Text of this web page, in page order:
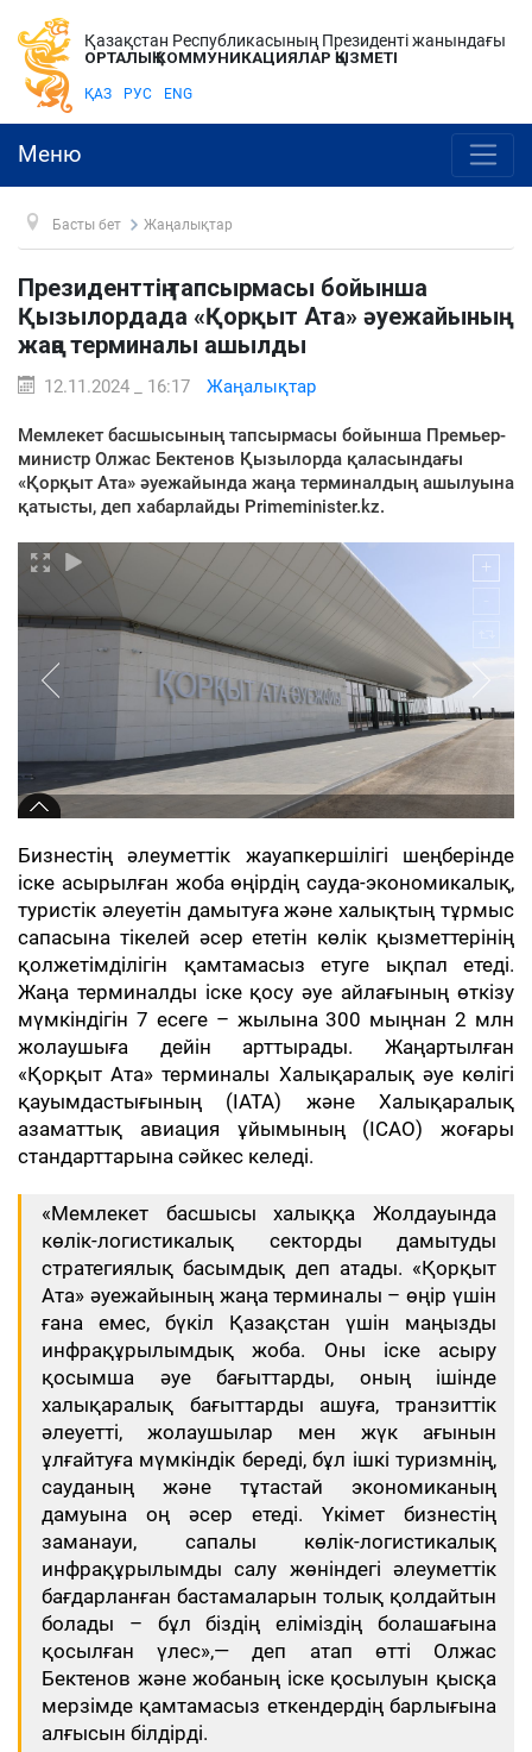
Қазақстан Республикасының Президенті жанындағы
ОРТАЛЫҚ КОММУНИКАЦИЯЛАР ҚЫЗМЕТІ
ҚАЗ РУС ENG
Меню
Басты бет Жаңалықтар
Президенттің тапсырмасы бойынша
Қызылордада «Қорқыт Ата» әуежайының
жаңа терминалы ашылды
12.11.2024 _ 16:17 Жаңалықтар
Мемлекет басшысының тапсырмасы бойынша Премьер-
министр Олжас Бектенов Қызылорда қаласындағы
«Қорқыт Ата» әуежайында жаңа терминалдың ашылуына
қатысты, деп хабарлайды Primeminister.kz.
Бизнестің әлеуметтік жауапкершілігі шеңберінде
іске асырылған жоба өңірдің сауда-экономикалық,
туристік әлеуетін дамытуға және халықтың тұрмыс
сапасына тікелей әсер ететін көлік қызметтерінің
қолжетімділігін қамтамасыз етуге ықпал етеді.
Жаңа терминалды іске қосу әуе айлағының өткізу
мүмкіндігін 7 есеге – жылына 300 мыңнан 2 млн
жолаушыға дейін арттырады. Жаңартылған
«Қорқыт Ата» терминалы Халықаралық әуе көлігі
қауымдастығының (IATA) және Халықаралық
азаматтық авиация ұйымының (ICAO) жоғары
стандарттарына сәйкес келеді.
«Мемлекет басшысы халыққа Жолдауында
көлік-логистикалық секторды дамытуды
стратегиялық басымдық деп атады. «Қорқыт
Ата» әуежайының жаңа терминалы – өңір үшін
ғана емес, бүкіл Қазақстан үшін маңызды
инфрақұрылымдық жоба. Оны іске асыру
қосымша әуе бағыттарды, оның ішінде
халықаралық бағыттарды ашуға, транзиттік
әлеуетті, жолаушылар мен жүк ағынын
ұлғайтуға мүмкіндік береді, бұл ішкі туризмнің,
сауданың және тұтастай экономиканың
дамуына оң әсер етеді. Үкімет бизнестің
заманауи, сапалы көлік-логистикалық
инфрақұрылымды салу жөніндегі әлеуметтік
бағдарланған бастамаларын толық қолдайтын
болады – бұл біздің еліміздің болашағына
қосылған үлес»,— деп атап өтті Олжас
Бектенов және жобаның іске қосылуын қысқа
мерзімде қамтамасыз еткендердің барлығына
алғысын білдірді.